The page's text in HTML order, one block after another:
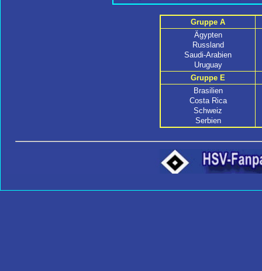
Gruppe A
Ägypten
Russland
Saudi-Arabien
Uruguay
Gruppe E
Brasilien
Costa Rica
Schweiz
Serbien